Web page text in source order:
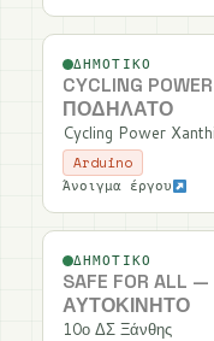
ΔΗΜΟΤΙΚΌ
CYCLING
ΠΟΔΉΛΑΤΟ
Cycling Power Xanthi
Arduino
Άνοιγμα έργου
ΔΗΜΟΤΙΚΌ
SAFE FOR
ΑΥΤΟΚΊΝΗΤΟ
10ο ΔΣ Ξάνθης